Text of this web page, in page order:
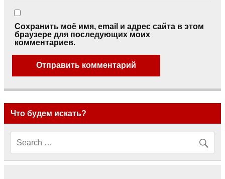
Сохранить моё имя, email и адрес сайта в этом
браузере для последующих моих
комментариев.
Что будем искать?